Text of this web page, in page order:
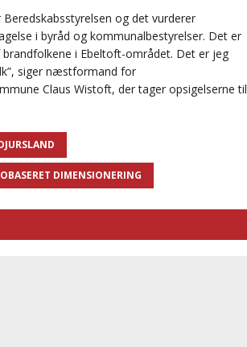
og det vurderer
i byråd og kommunalbestyrelser. Det er
i Ebeltoft-området. Det er jeg
siger næstformand for
Claus Wistoft, der tager opsigelserne til
DIMENSIONERING